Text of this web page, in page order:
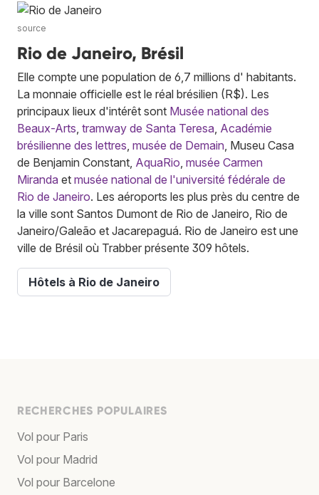
source
Rio de Janeiro, Brésil
Elle compte une population de 6,7 millions d' habitants.
La monnaie officielle est le réal brésilien (R$). Les
principaux lieux d'intérêt sont Musée national des
Beaux-Arts tramway de Santa Teresa Académie
brésilienne des lettres musée de Demain , Museu Casa
de Benjamin Constant, AquaRio musée Carmen
Miranda et musée national de l'université fédérale de
Rio de Janeiro. Les aéroports les plus près du centre de
la ville sont Santos Dumont de Rio de Janeiro, Rio de
Janeiro/Galeão et Jacarepaguá. Rio de Janeiro est une
ville de Brésil où Trabber présente 309 hôtels.
Hôtels à Rio de Janeiro
RECHERCHES POPULAIRES
Vol pour Paris
Vol pour Madrid
Vol pour Barcelone